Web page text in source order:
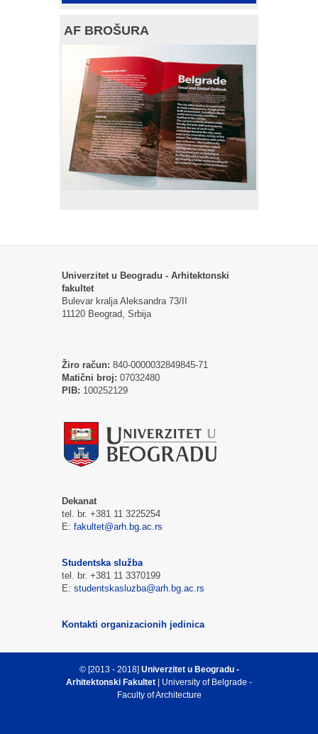
AF BROŠURA
Univerzitet u Beogradu - Arhitektonski
fakultet
Bulevar kralja Aleksandra 73/II
11120 Beograd, Srbija
Žiro račun: 840-0000032849845-71
Matični broj: 07032480
PIB: 100252129
Dekanat
tel. br. +381 11 3225254
E: fakultet@arh.bg.ac.rs
Studentska služba
tel. br. +381 11 3370199
E: studentskasluzba@arh.bg.ac.rs
Kontakti organizacionih jedinica
© [2013 - 2018] Univerzitet u Beogradu -
Arhitektonski Fakultet | University of Belgrade -
Faculty of Architecture